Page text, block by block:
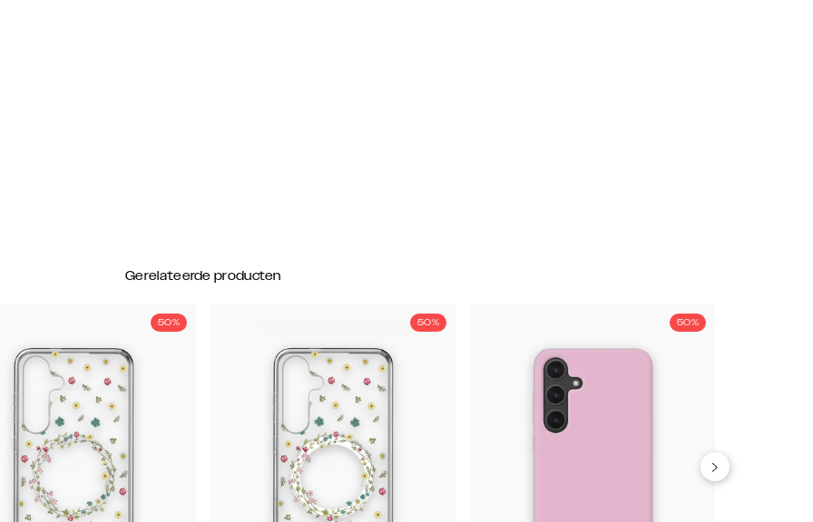
Gerelateerde producten
50% 50% 50%